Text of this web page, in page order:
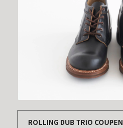
ROLLING DUB TRIO COUPEN